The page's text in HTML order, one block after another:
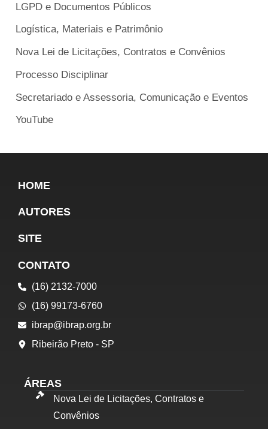
LGPD e Documentos Públicos
Logística, Materiais e Patrimônio
Nova Lei de Licitações, Contratos e Convênios
Processo Disciplinar
Secretariado e Assessoria, Comunicação e Eventos
YouTube
HOME
AUTORES
SITE
CONTATO
(16) 2132-7000
(16) 99173-6760
ibrap@ibrap.org.br
Ribeirão Preto - SP
ÁREAS
Nova Lei de Licitações, Contratos e
Convênios